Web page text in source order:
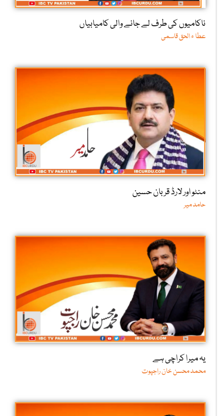
ناکامیوں کی طرف لے جانے والی کامیابیاں
عطا ء الحق قاسمی
منٹو اور لارڈ قربان حسین
حامد میر
یہ میرا کراچی ہے
محمد محسن خان راجپوت